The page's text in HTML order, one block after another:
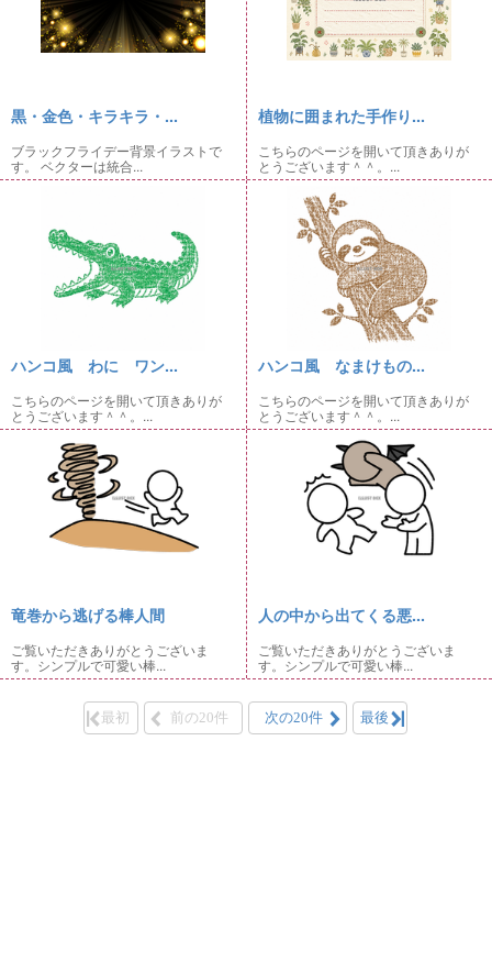
黒・金色・キラキラ・...
ブラックフライデー背景イラストで
す。 ベクターは統合...
植物に囲まれた手作り...
こちらのページを開いて頂きありが
とうございます＾＾。...
ハンコ風 わに ワン...
こちらのページを開いて頂きありが
とうございます＾＾。...
ハンコ風 なまけもの...
こちらのページを開いて頂きありが
とうございます＾＾。...
竜巻から逃げる棒人間
ご覧いただきありがとうございま
す。シンプルで可愛い棒...
人の中から出てくる悪...
ご覧いただきありがとうございま
す。シンプルで可愛い棒...
最初 前の20件 次の20件 最後